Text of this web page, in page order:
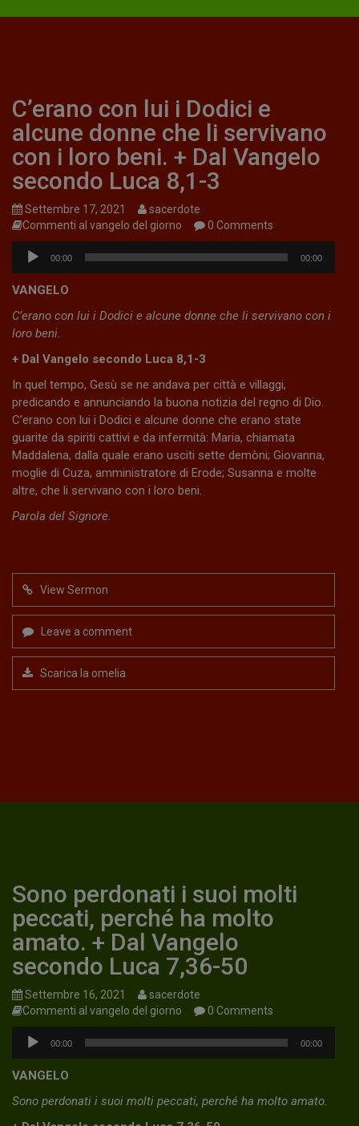
C’erano con lui i Dodici e
alcune donne che li servivano
con i loro beni. + Dal Vangelo
secondo Luca 8,1-3
Settembre 17, 2021
sacerdote
Commenti al vangelo del giorno
0 Comments
Audio
Player
00:00 00:00
VANGELO
C’erano con lui i Dodici e alcune donne che li servivano con i
loro beni.
+ Dal Vangelo secondo Luca 8,1-3
In quel tempo, Gesù se ne andava per città e villaggi,
predicando e annunciando la buona notizia del regno di Dio.
C’erano con lui i Dodici e alcune donne che erano state
guarite da spiriti cattivi e da infermità: Maria, chiamata
Maddalena, dalla quale erano usciti sette demòni; Giovanna,
moglie di Cuza, amministratore di Erode; Susanna e molte
altre, che li servivano con i loro beni.
Parola del Signore.
View Sermon
Leave a comment
Scarica la omelia
Sono perdonati i suoi molti
peccati, perché ha molto
amato. + Dal Vangelo
secondo Luca 7,36-50
Settembre 16, 2021
sacerdote
Commenti al vangelo del giorno
0 Comments
Audio
Player
00:00 00:00
VANGELO
Sono perdonati i suoi molti peccati, perché ha molto amato.